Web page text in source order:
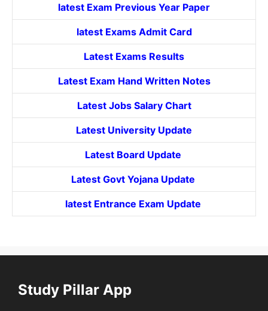
latest Exam Previous Year Paper
latest Exams Admit Card
Latest Exams Results
Latest Exam Hand Written Notes
Latest Jobs Salary Chart
Latest University Update
Latest Board Update
Latest Govt YojanaUpdate
latest Entrance Exam Update
Study Pillar App